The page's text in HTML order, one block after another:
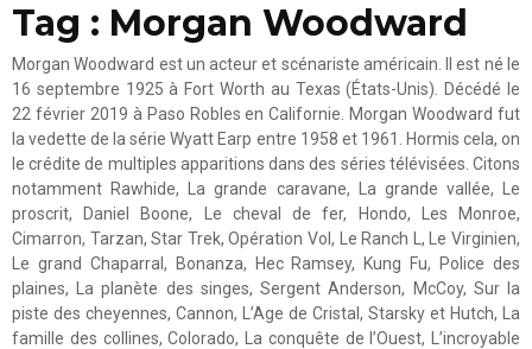
Tag : Morgan Woodward
Morgan Woodward est un acteur et scénariste américain. Il est né le
16 septembre 1925 à Fort Worth au Texas (États-Unis). Décédé le
22 février 2019 à Paso Robles en Californie. Morgan Woodward fut
la vedette de la série Wyatt Earp entre 1958 et 1961. Hormis cela, on
le crédite de multiples apparitions dans des séries télévisées. Citons
notamment Rawhide, La grande caravane, La grande vallée, Le
proscrit, Daniel Boone, Le cheval de fer, Hondo, Les Monroe,
Cimarron, Tarzan, Star Trek, Opération Vol, Le Ranch L, Le Virginien,
Le grand Chaparral, Bonanza, Hec Ramsey, Kung Fu, Police des
plaines, La planète des singes, Sergent Anderson, McCoy, Sur la
piste des cheyennes, Cannon, L’Age de Cristal, Starsky et Hutch, La
famille des collines, Colorado, La conquête de l’Ouest, L’incroyable